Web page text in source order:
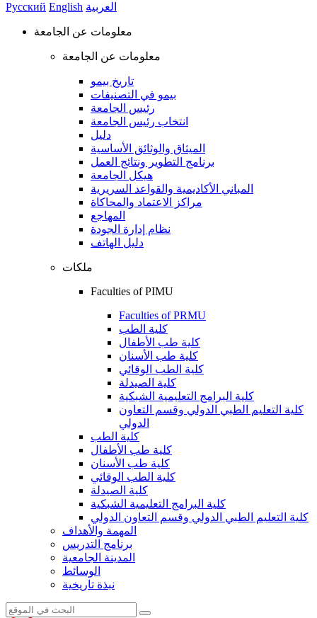
Русский English العربية
معلومات عن الجامعة
معلومات عن الجامعة
تاريخ بيمو
بيمو في التصنيفات
رئيس الجامعة
انتخاب رئيس الجامعة
دليل
الميثاق والوثائق الأساسية
برنامج التطوير ونتائج العمل
هيكل الجامعة
المباني الأكاديمية والقواعد السريرية
مراكز الاعتماد والمحاكاة
المهاجع
نظام إدارة الجودة
دليل الهاتف
ملكات
Faculties of PIMU
Faculties of PRMU
كلية الطب
كلية طب الأطفال
كلية طب الأسنان
كلية الطب الوقائي
كلية الصيدلة
كلية البرامج التعليمية الشبكية
كلية التعليم الطبي الدولي وقسم التعاون
الدولي
كلية الطب
كلية طب الأطفال
كلية طب الأسنان
كلية الطب الوقائي
كلية الصيدلة
كلية البرامج التعليمية الشبكية
كلية التعليم الطبي الدولي وقسم التعاون الدولي
المهمة والأهداف
برنامج التدريس
المدينة الجامعية
الوسائط
نبذة تاريخية